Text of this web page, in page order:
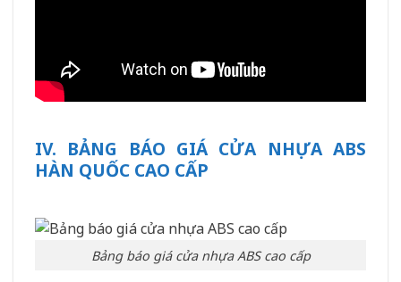
IV. BẢNG BÁO GIÁ CỬA NHỰA ABS
HÀN QUỐC CAO CẤP
Bảng báo giá cửa nhựa ABS cao cấp